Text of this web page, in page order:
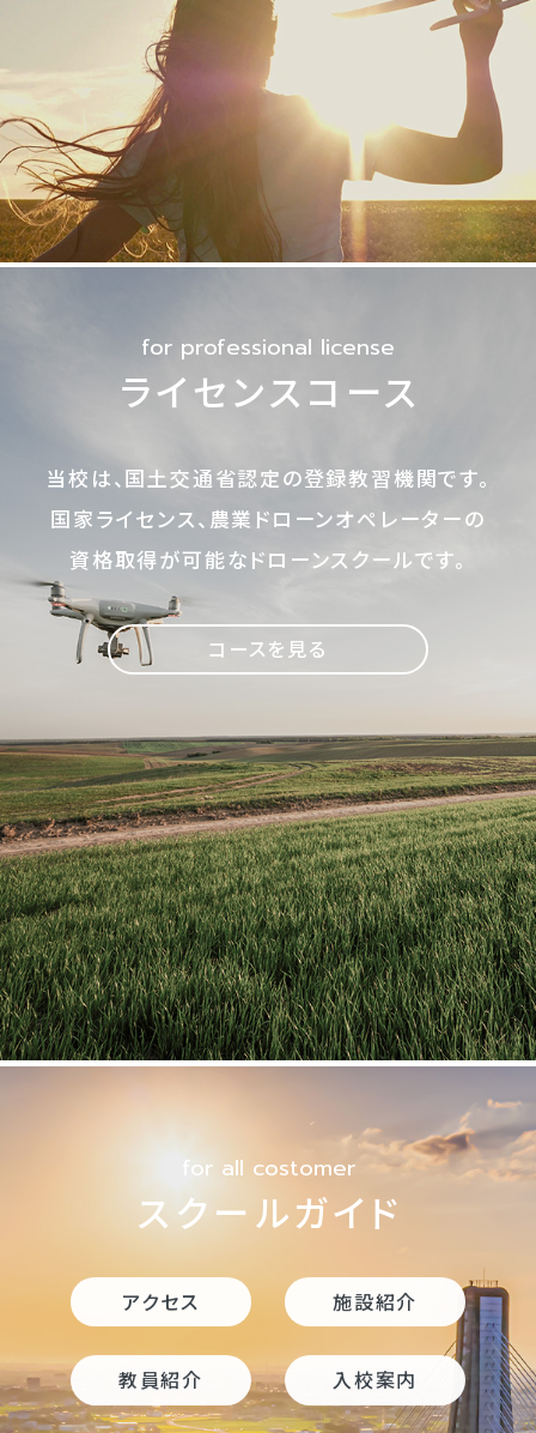
for professional license
ライセンスコース
当校は、国土交通省認定の登録教習機関です。
国家ライセンス、農業ドローンオペレーターの
資格取得が可能なドローンスクールです。
コースを見る
for all costomer
スクールガイド
アクセス 施設紹介
教員紹介 入校案内